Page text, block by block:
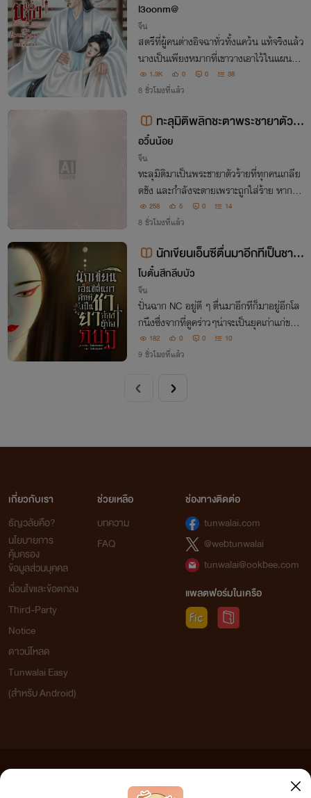
l3oonm@
จีน
สตรีที่ผู้คนต่างอิจฉาทั่วทั้งแคว้น แท้จริงแล้ว
นางเป็นเพียงหมากที่เขาวางเอาไว้ในแผนกา
รตั้งแต่แรก
1.3K 0 0 38
8 ชั่วโมงที่แล้ว
ทะลุมิติพลิกชะตาพระชายาตัวร้
าย : เมื่อผู้ชันสูตรศพต้องมาไขคดีใน
จวนอ๋อง
อวิ๋นน้อย
จีน
ทะลุมิติมาเป็นพระชายาตัวร้ายที่ทุกคนเกลีย
ดชัง และกำลังจะตายเพราะถูกใส่ร้าย หากเป
ลี่ยนโชคชะตาไม่ได้ จุดจบของนางมีเพียงควา
มตาย...แต่ครั้งนี้ นางจะเป็นผู้เขียนชะตาชีวิต
258 5 0 14
8 ชั่วโมงที่แล้ว
นักเขียนเอ็นซีตื่นมาอีกทีเป็นชาย
าอ๋องผู้ก่อกบฏ
โบตั๋นสีกลีบบัว
จีน
ปั่นฉาก NC อยู่ดี ๆ ตื่นมาอีกทีก็มาอยู่อีกโล
กนึงซึ่งจากที่ดูคร่าวๆน่าจะเป็นยุคเก่าแก่ของ
จีนยุคหนึ่งแต่ใครจะไปคิดว่าอยู่ๆข้าจะต้องแต่
งงานกับท่านอ๋องเพียงเพราะข้าอยากช่วยชาว
182 0 0 10
9 ชั่วโมงที่แล้ว
เกี่ยวกับเรา
ธัญวลัยคือ?
นโยบายการ
คุ้มครอง
ข้อมูลส่วนบุคคล
เงื่อนไขและข้อตกลง
Third-Party
Notice
ดาวน์โหลด
Tunwalai Easy
(สำหรับ Android)
ช่วยเหลือ
บทความ
FAQ
ช่องทางติดต่อ
tunwalai.com
@webtunwalai
tunwalai@ookbee.com
แพลตฟอร์มในเครือ
เว็บไซต์แห่งนี้ไม่ได้เห็นด้วยและไม่ขอรับผิดชอบต่อข้อความใดๆ ทั้งสิ้น ดังนั้นผู้อ่านทุกท่านโปรดใช้